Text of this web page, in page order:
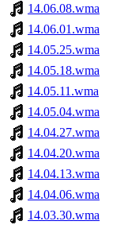
14.06.08.wma
14.06.01.wma
14.05.25.wma
14.05.18.wma
14.05.11.wma
14.05.04.wma
14.04.27.wma
14.04.20.wma
14.04.13.wma
14.04.06.wma
14.03.30.wma